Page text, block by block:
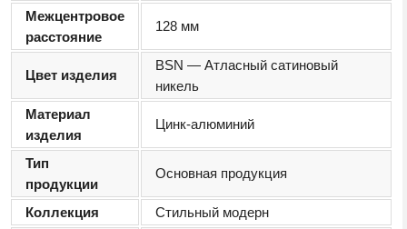
Межцентровое
расстояние
128 мм
Цвет изделия
BSN — Атласный сатиновый
никель
Материал
изделия
Цинк-алюминий
Тип
продукции
Основная продукция
Коллекция
Стильный модерн